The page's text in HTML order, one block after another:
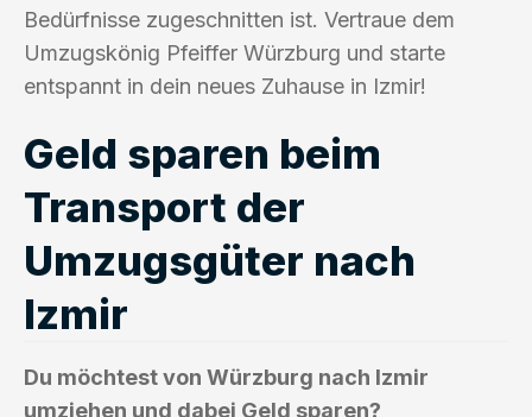
Bedürfnisse zugeschnitten ist. Vertraue dem
Umzugskönig Pfeiffer Würzburg und starte
entspannt in dein neues Zuhause in Izmir!
Geld sparen beim
Transport der
Umzugsgüter nach
Izmir
Du möchtest von Würzburg nach Izmir
umziehen und dabei Geld sparen?